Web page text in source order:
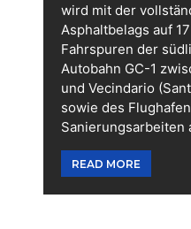
wird mit der
Asphaltbelags auf
Fahrspuren der
Autobahn GC-1
und Vecindario
sowie des
Sanierungsarbeiten
READ MORE